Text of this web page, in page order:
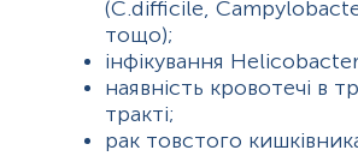
(C.difficile,
тощо);
інфікування
наявність кровотечі в
тракті;
рак товстого